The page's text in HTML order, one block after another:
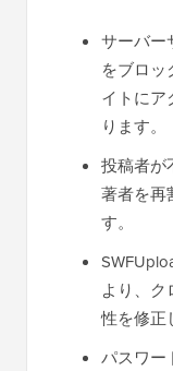
サーバー
をブロ
イトにア
ります。
投稿者が
著者を再
す。
より、
性を修正
パスワー